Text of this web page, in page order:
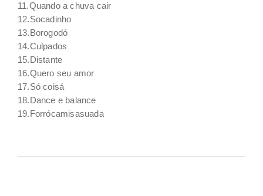
11.Quando a chuva cair
12.Socadinho
13.Borogodó
14.Culpados
15.Distante
16.Quero seu amor
17.Só coisá
18.Dance e balance
19.Forrócamisasuada